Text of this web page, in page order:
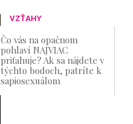
VZŤAHY
Čo vás na opačnom
pohlaví NAJVIAC
priťahuje? Ak sa nájdete v
týchto bodoch, patríte k
sapiosexuálom